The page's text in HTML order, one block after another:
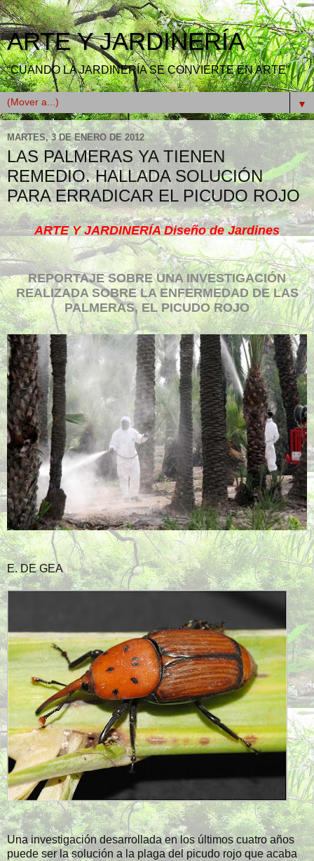
ARTE Y JARDINERÍA
“CUANDO LA JARDINERÍA SE CONVIERTE EN ARTE”
▼
MARTES, 3 DE ENERO DE 2012
LAS PALMERAS YA TIENEN
REMEDIO. HALLADA SOLUCIÓN
PARA ERRADICAR EL PICUDO ROJO
ARTE Y JARDINERÍA Diseño de Jardines
REPORTAJE SOBRE UNA INVESTIGACIÓN
REALIZADA SOBRE LA ENFERMEDAD DE LAS
PALMERAS, EL PICUDO ROJO
E. DE GEA
Una investigación desarrollada en los últimos cuatro años
puede ser la solución a la plaga del picudo rojo que acaba